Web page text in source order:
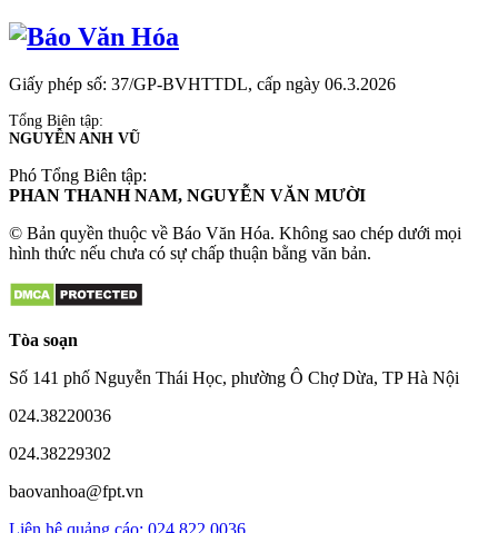
Giấy phép số: 37/GP-BVHTTDL, cấp ngày 06.3.2026
Tổng Biên tập:
NGUYỄN ANH VŨ
Phó Tổng Biên tập:
PHAN THANH NAM, NGUYỄN VĂN MƯỜI
© Bản quyền thuộc về Báo Văn Hóa. Không sao chép dưới mọi
hình thức nếu chưa có sự chấp thuận bằng văn bản.
Tòa soạn
Số 141 phố Nguyễn Thái Học, phường Ô Chợ Dừa, TP Hà Nội
024.38220036
024.38229302
baovanhoa@fpt.vn
Liên hệ quảng cáo: 024.822.0036